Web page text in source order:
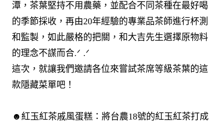
潭，茶葉堅持不用農藥，並配合不同茶種在最好喝
的季節採收，再由20年經驗的專業品茶師進行杯測
和監製，如此嚴格的把關，和大吉先生選擇原物料
的理念不謀而合.ᐟ .ᐟ ​
這次，就讓我們邀請各位來嘗試茶席等級茶葉的這
款隱藏菜單吧！
☻紅玉紅茶戚風蛋糕：將台農18號的紅玉紅茶打成